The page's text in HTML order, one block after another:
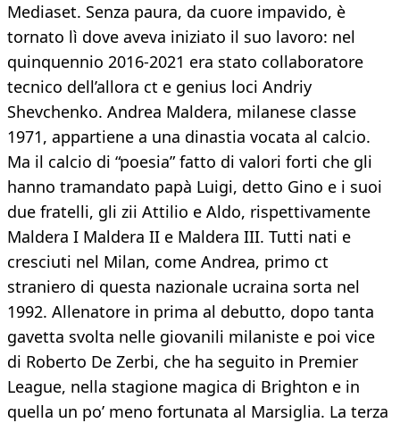
Mediaset. Senza paura, da cuore impavido, è
tornato lì dove aveva iniziato il suo lavoro: nel
quinquennio 2016-2021 era stato collaboratore
tecnico dell’allora ct e genius loci Andriy
Shevchenko. Andrea Maldera, milanese classe
1971, appartiene a una dinastia vocata al calcio.
Ma il calcio di “poesia” fatto di valori forti che gli
hanno tramandato papà Luigi, detto Gino e i suoi
due fratelli, gli zii Attilio e Aldo, rispettivamente
Maldera I Maldera II e Maldera III. Tutti nati e
cresciuti nel Milan, come Andrea, primo ct
straniero di questa nazionale ucraina sorta nel
1992. Allenatore in prima al debutto, dopo tanta
gavetta svolta nelle giovanili milaniste e poi vice
di Roberto De Zerbi, che ha seguito in Premier
League, nella stagione magica di Brighton e in
quella un po’ meno fortunata al Marsiglia. La terza